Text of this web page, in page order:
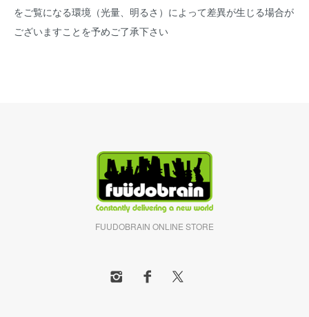
をご覧になる環境（光量、明るさ）によって差異が生じる場合が
ございますことを予めご了承下さい
FUUDOBRAIN ONLINE STORE